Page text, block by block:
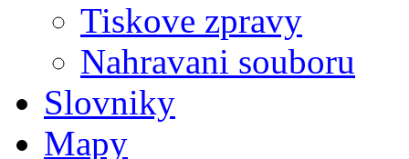
Tiskove zpravy
Nahravani souboru
Slovniky
Mapy